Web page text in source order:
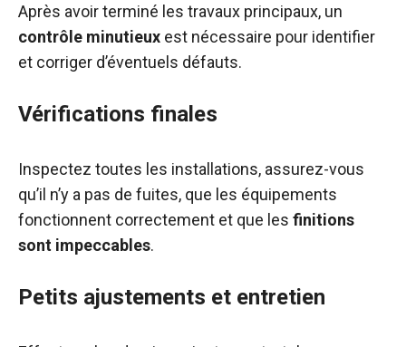
Après avoir terminé les travaux principaux, un
contrôle minutieux est nécessaire pour identifier
et corriger d’éventuels défauts.
Vérifications finales
Inspectez toutes les installations, assurez-vous
qu’il n’y a pas de fuites, que les équipements
fonctionnent correctement et que les finitions
sont impeccables.
Petits ajustements et entretien